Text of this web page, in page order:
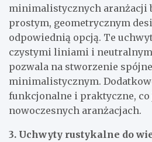
minimalistycznych aranżacji
prostym, geometrycznym
odpowiednią opcją. Te
czystymi liniami i
pozwala na stworzenie
minimalistycznym.
funkcjonalne i praktyczne,
nowoczesnych aranżacjach.
3. Uchwyty rustykalne do